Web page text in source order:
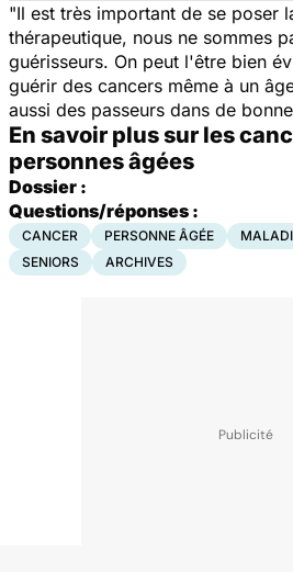
"Il est très important de se poser
thérapeutique, nous ne sommes
guérisseurs. On peut l'être bien
guérir des cancers même à un
aussi des passeurs dans de
En savoir plus sur les
personnes âgées
Dossier :
Questions/réponses :
CANCER PERSONNE ÂGÉE
SENIORS
ARCHIVES